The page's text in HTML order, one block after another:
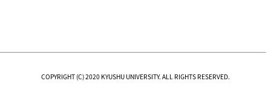
COPYRIGHT (C) 2020 KYUSHU UNIVERSITY. ALL RIGHTS RESERVED.